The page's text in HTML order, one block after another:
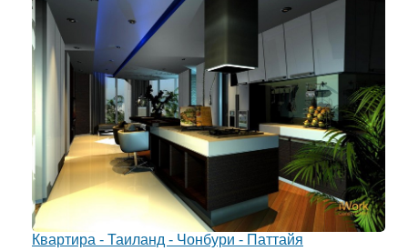
Квартира - Таиланд - Чонбури - Паттайя